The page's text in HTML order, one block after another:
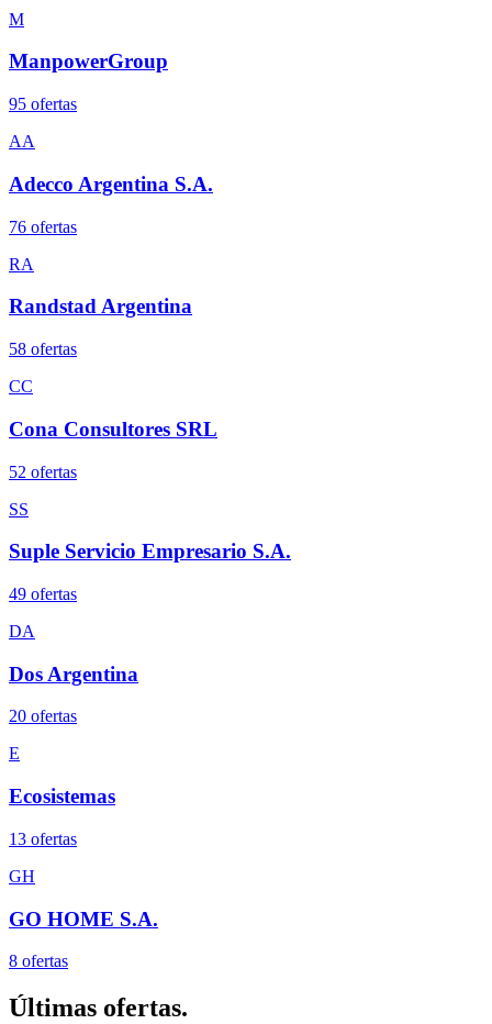
M
ManpowerGroup
95 ofertas
AA
Adecco Argentina S.A.
76 ofertas
RA
Randstad Argentina
58 ofertas
CC
Cona Consultores SRL
52 ofertas
SS
Suple Servicio Empresario S.A.
49 ofertas
DA
Dos Argentina
20 ofertas
E
Ecosistemas
13 ofertas
GH
GO HOME S.A.
8 ofertas
Últimas ofertas.